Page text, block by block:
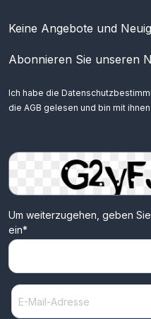
Keine Angebote und
Abonnieren Sie unseren
Ich habe die
die AGB gelesen und bin mit
Um weiterzugehen, geben
ein*